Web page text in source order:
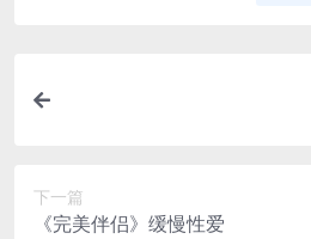
下一篇
《完美伴侣》缓慢性爱